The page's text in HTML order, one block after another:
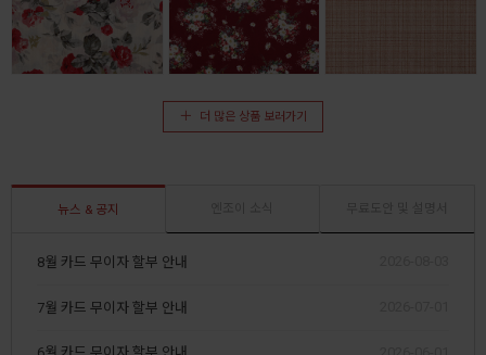
더 많은 상품 보러가기
뉴스 & 공지
8월 카드 무이자 할부 안내
7월 카드 무이자 할부 안내